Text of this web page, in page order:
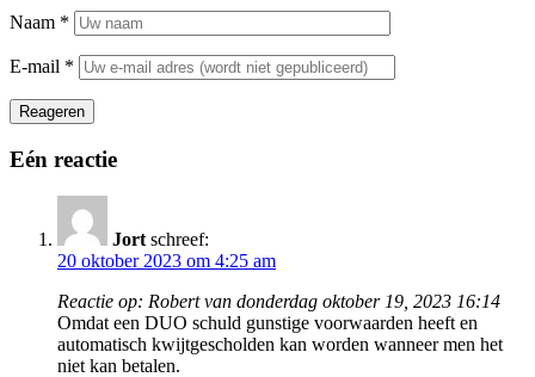
Naam *
E-mail *
Reageren
Eén reactie
Jort schreef:
20 oktober 2023 om 4:25 am
Reactie op: Robert van donderdag oktober 19, 2023 16:14
Omdat een DUO schuld gunstige voorwaarden heeft en
automatisch kwijtgescholden kan worden wanneer men het
niet kan betalen.